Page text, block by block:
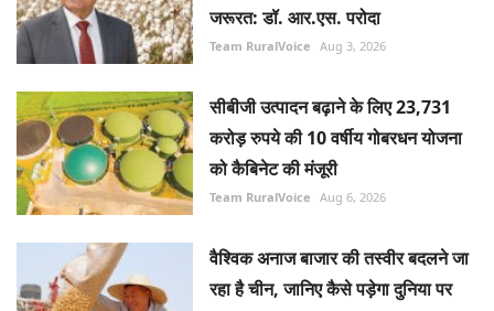
जरूरत: डॉ. आर.एस. परोदा
Team RuralVoice Aug 3, 2026
सीबीजी उत्पादन बढ़ाने के लिए 23,731
करोड़ रुपये की 10 वर्षीय गोबरधन योजना
को कैबिनेट की मंजूरी
Team RuralVoice Aug 6, 2026
वैश्विक अनाज बाजार की तस्वीर बदलने जा
रहा है चीन, जानिए कैसे पड़ेगा दुनिया पर